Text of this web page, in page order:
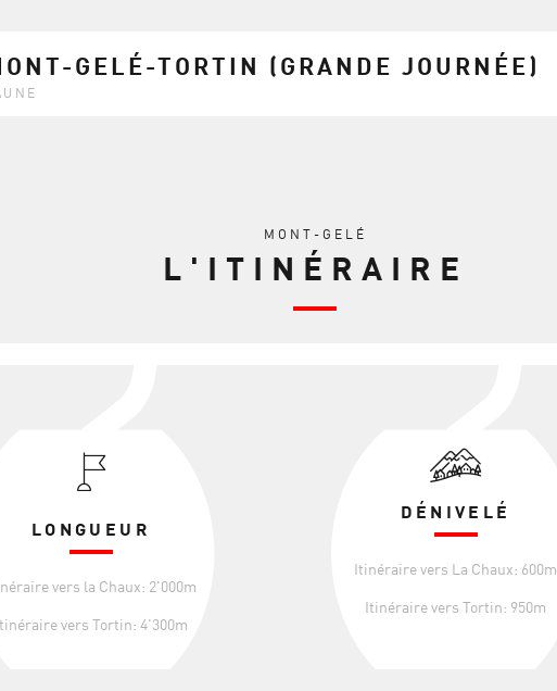
GELÉ-TORTIN (GRANDE JOURNÉE)
MONT-GELÉ
L'ITINÉRAIRE
LONGUEUR
vers la Chaux: 2'000m
vers Tortin: 4'300m
DÉNIVELÉ
Itinéraire vers La Chaux: 600m
Itinéraire vers Tortin: 950m